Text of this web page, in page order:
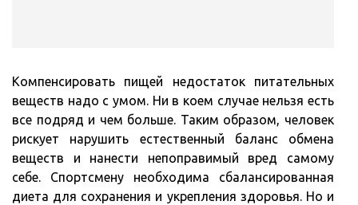
Компенсировать пищей недостаток питательных
веществ надо с умом. Ни в коем случае нельзя есть
все подряд и чем больше. Таким образом, человек
рискует нарушить естественный баланс обмена
веществ и нанести непоправимый вред самому
себе. Спортсмену необходима сбалансированная
диета для сохранения и укрепления здоровья. Но и